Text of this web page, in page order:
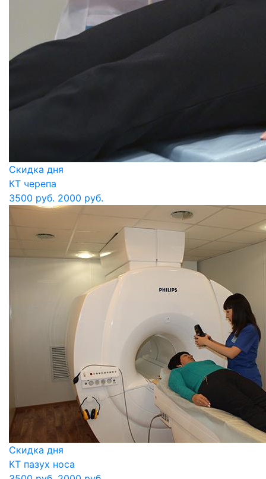
Скидка дня
КТ черепа
3500 руб. 2000 руб.
Скидка дня
КТ пазух носа